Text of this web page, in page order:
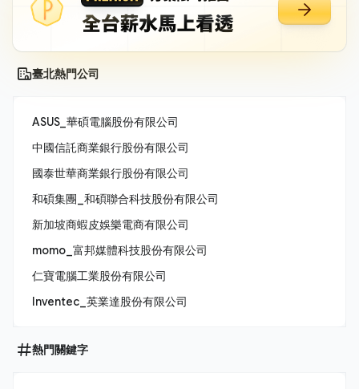
臺北熱門公司
ASUS_華碩電腦股份有限公司
中國信託商業銀行股份有限公司
國泰世華商業銀行股份有限公司
和碩集團_和碩聯合科技股份有限公司
新加坡商蝦皮娛樂電商有限公司
momo_富邦媒體科技股份有限公司
仁寶電腦工業股份有限公司
Inventec_英業達股份有限公司
熱門關鍵字